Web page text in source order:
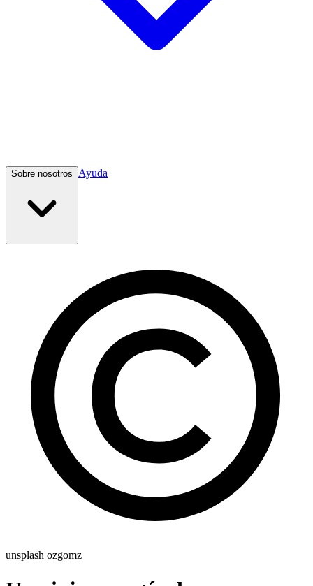
Sobre nosotros Ayuda
unsplash ozgomz